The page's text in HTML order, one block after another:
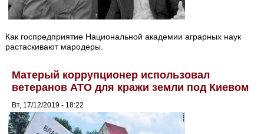
Как госпредприятие Национальной академии аграрных наук
растаскивают мародеры.
Матерый коррупционер использовал
ветеранов АТО для кражи земли под Киевом
Вт, 17/12/2019 - 18:22